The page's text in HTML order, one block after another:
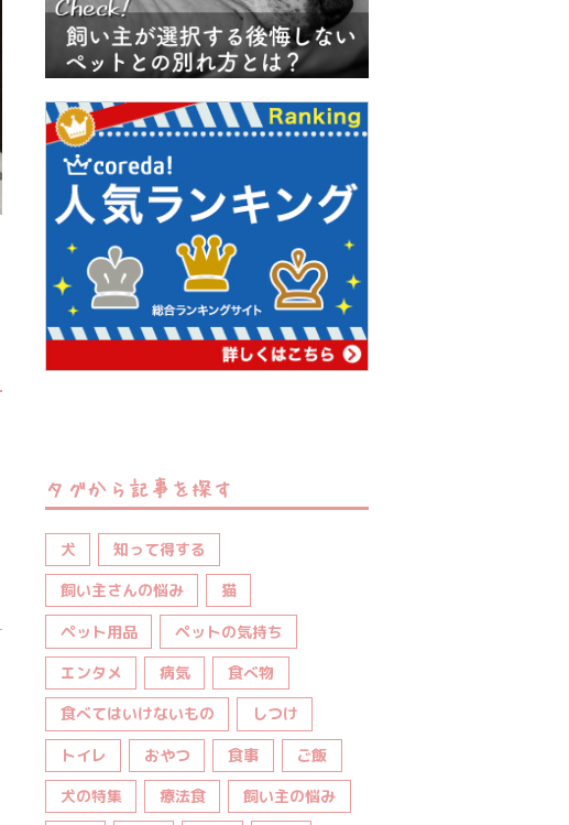
タグから記事を探す
犬
知って得する
飼い主さんの悩み
猫
ペット用品
ペットの気持ち
エンタメ
病気
食べ物
食べてはいけないもの
しつけ
トイレ
おやつ 食事
ご飯
犬の特集
療法食
飼い主の悩み